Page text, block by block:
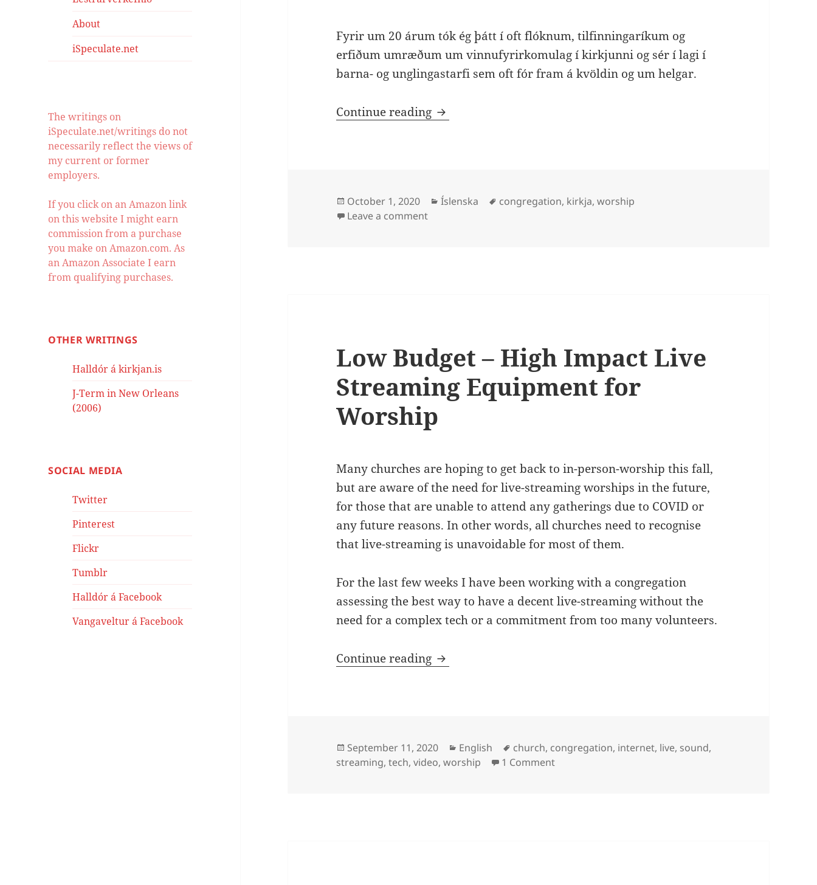
About
iSpeculate.net
The writings on
iSpeculate.net/writings do not
necessarily reflect the views of
my current or former
employers.
If you click on an Amazon link
on this website I might earn
commission from a purchase
you make on Amazon.com. As
an Amazon Associate I earn
from qualifying purchases.
OTHER WRITINGS
Halldór á kirkjan.is
J-Term in New Orleans
(2006)
SOCIAL MEDIA
Twitter
Pinterest
Flickr
Tumblr
Halldór á Facebook
Vangaveltur á Facebook
Fyrir um 20 árum tók ég þátt í oft flóknum, tilfinningaríkum og
erfiðum umræðum um vinnufyrirkomulag í kirkjunni og sér í lagi í
barna- og unglingastarfi sem oft fór fram á kvöldin og um helgar.
Continue reading Vinnufyrirkomulag í kirkjustarfi
Posted
on
October 1, 2020 Categories
Íslenska Tags
congregation, kirkja,worship
Leave a commenton Vinnufyrirkomulag í kirkjustarfi
Low Budget – High Impact Live
Streaming Equipment for
Worship
Many churches are hoping to get back to in-person-worship this fall,
but are aware of the need for live-streaming worships in the future,
for those that are unable to attend any gatherings due to COVID or
any future reasons. In other words, all churches need to recognise
that live-streaming is unavoidable for most of them.
For the last few weeks I have been working with a congregation
assessing the best way to have a decent live-streaming without the
need for a complex tech or a commitment from too many volunteers.
Continue reading Low Budget – High Impact Live Streaming Equipment for Worship
Posted
on
September 11, 2020 Categories
English Tags
church, congregation, internet, live, sound,
streaming,tech,video,worship 1 Commenton Low Budget – High Impact Live Streaming